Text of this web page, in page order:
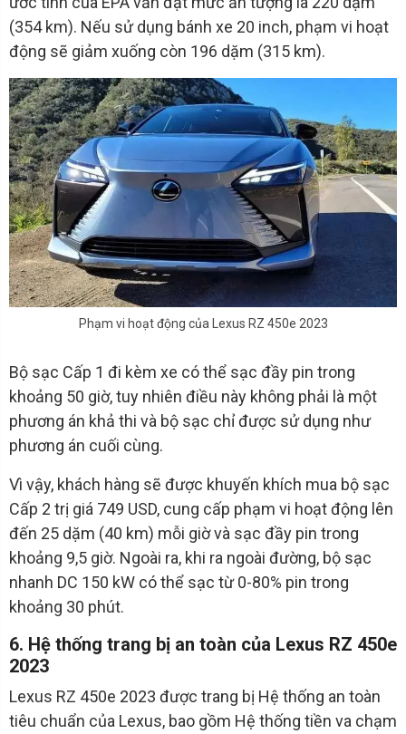
(354 km). Nếu sử dụng bánh xe 20 inch, phạm vi hoạt
động sẽ giảm xuống còn 196 dặm (315 km).
Phạm vi hoạt động của Lexus RZ 450e 2023
Bộ sạc Cấp 1 đi kèm xe có thể sạc đầy pin trong
khoảng 50 giờ, tuy nhiên điều này không phải là một
phương án khả thi và bộ sạc chỉ được sử dụng như
phương án cuối cùng.
Vì vậy, khách hàng sẽ được khuyến khích mua bộ sạc
Cấp 2 trị giá 749 USD, cung cấp phạm vi hoạt động lên
đến 25 dặm (40 km) mỗi giờ và sạc đầy pin trong
khoảng 9,5 giờ. Ngoài ra, khi ra ngoài đường, bộ sạc
nhanh DC 150 kW có thể sạc từ 0-80% pin trong
khoảng 30 phút.
6. Hệ thống trang bị an toàn của Lexus RZ 450e
2023
Lexus RZ 450e 2023 được trang bị Hệ thống an toàn
tiêu chuẩn của Lexus, bao gồm Hệ thống tiền va chạm